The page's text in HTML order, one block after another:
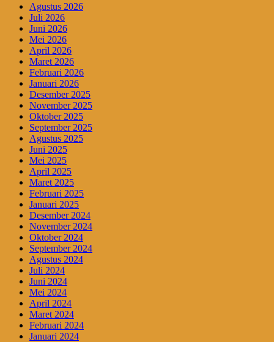
Agustus 2026
Juli 2026
Juni 2026
Mei 2026
April 2026
Maret 2026
Februari 2026
Januari 2026
Desember 2025
November 2025
Oktober 2025
September 2025
Agustus 2025
Juni 2025
Mei 2025
April 2025
Maret 2025
Februari 2025
Januari 2025
Desember 2024
November 2024
Oktober 2024
September 2024
Agustus 2024
Juli 2024
Juni 2024
Mei 2024
April 2024
Maret 2024
Februari 2024
Januari 2024